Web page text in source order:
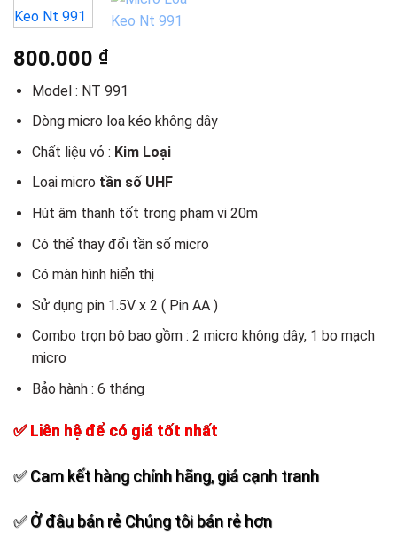
800.000 ₫
Model : NT 991
Dòng micro loa kéo không dây
Chất liệu vỏ : Kim Loại
Loại micro tần số UHF
Hút âm thanh tốt trong phạm vi 20m
Có thể thay đổi tần số micro
Có màn hình hiển thị
Sử dụng pin 1.5V x 2 ( Pin AA )
Combo trọn bộ bao gồm : 2 micro không dây, 1 bo mạch
micro
Bảo hành : 6 tháng
✅ Liên hệ để có giá tốt nhất
✅ Cam kết hàng chính hãng, giá cạnh tranh
✅ Ở đâu bán rẻ Chúng tôi bán rẻ hơn